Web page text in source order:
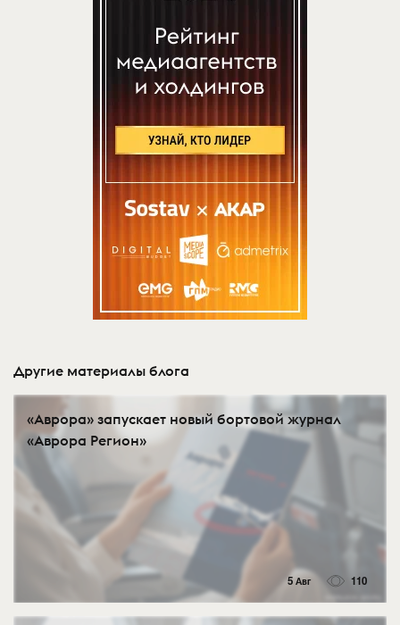
Другие материалы блога
«Аврора» запускает новый бортовой журнал
«Аврора Регион»
5 Авг 110